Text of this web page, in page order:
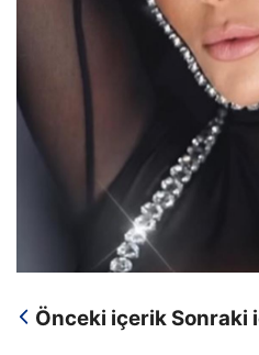
Önceki içerik Sonraki